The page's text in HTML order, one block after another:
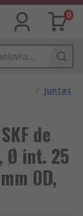
0
/ Juntas
de
Ø int. 25
OD,